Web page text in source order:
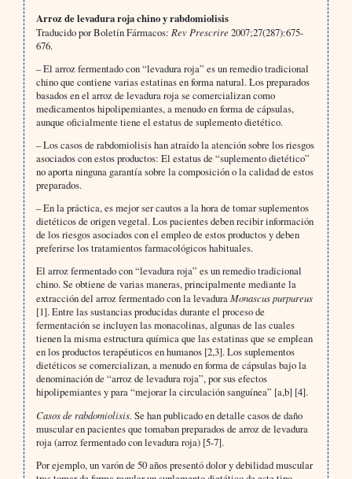
Arroz de levadura roja chino y rabdomiolisis
Traducido por Boletín Fármacos: Rev Prescrire2007;27(287):675-
676.
– El arroz fermentado con “levadura roja” es un remedio tradicional
chino que contiene varias estatinas en forma natural. Los preparados
basados en el arroz de levadura roja se comercializan como
medicamentos hipolipemiantes, a menudo en forma de cápsulas,
aunque oficialmente tiene el estatus de suplemento dietético.
– Los casos de rabdomiolisis han atraído la atención sobre los riesgos
asociados con estos productos: El estatus de “suplemento dietético”
no aporta ninguna garantía sobre la composición o la calidad de estos
preparados.
– En la práctica, es mejor ser cautos a la hora de tomar suplementos
dietéticos de origen vegetal. Los pacientes deben recibir información
de los riesgos asociados con el empleo de estos productos y deben
preferirse los tratamientos farmacológicos habituales.
El arroz fermentado con “levadura roja” es un remedio tradicional
chino. Se obtiene de varias maneras, principalmente mediante la
extracción del arroz fermentado con la levaduraMonascus purpureus
[1]. Entre las sustancias producidas durante el proceso de
fermentación se incluyen las monacolinas, algunas de las cuales
tienen la misma estructura química que las estatinas que se emplean
en los productos terapéuticos en humanos [2,3]. Los suplementos
dietéticos se comercializan, a menudo en forma de cápsulas bajo la
denominación de “arroz de levadura roja”, por sus efectos
hipolipemiantes y para “mejorar la circulación sanguínea” [a,b] [4].
Casos de rabdomiolisis. Se han publicado en detalle casos de daño
muscular en pacientes que tomaban preparados de arroz de levadura
roja (arroz fermentado con levadura roja) [5-7].
Por ejemplo, un varón de 50 años presentó dolor y debilidad muscular